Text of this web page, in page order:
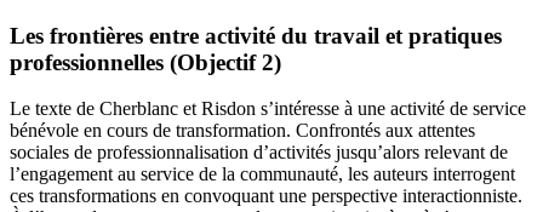
Les frontières entre activité du travail et pratiques
professionnelles (Objectif 2)
Le texte de Cherblanc et Risdon s’intéresse à une activité de service
bénévole en cours de transformation. Confrontés aux attentes
sociales de professionnalisation d’activités jusqu’alors relevant de
l’engagement au service de la communauté, les auteurs interrogent
ces transformations en convoquant une perspective interactionniste.